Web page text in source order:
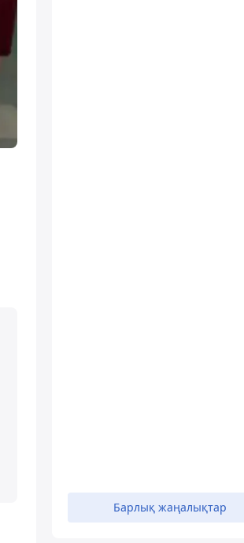
Барлық жаңалықтар